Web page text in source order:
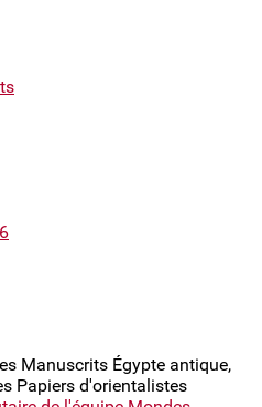
Manuscrits Égypte antique,
Papiers d'orientalistes